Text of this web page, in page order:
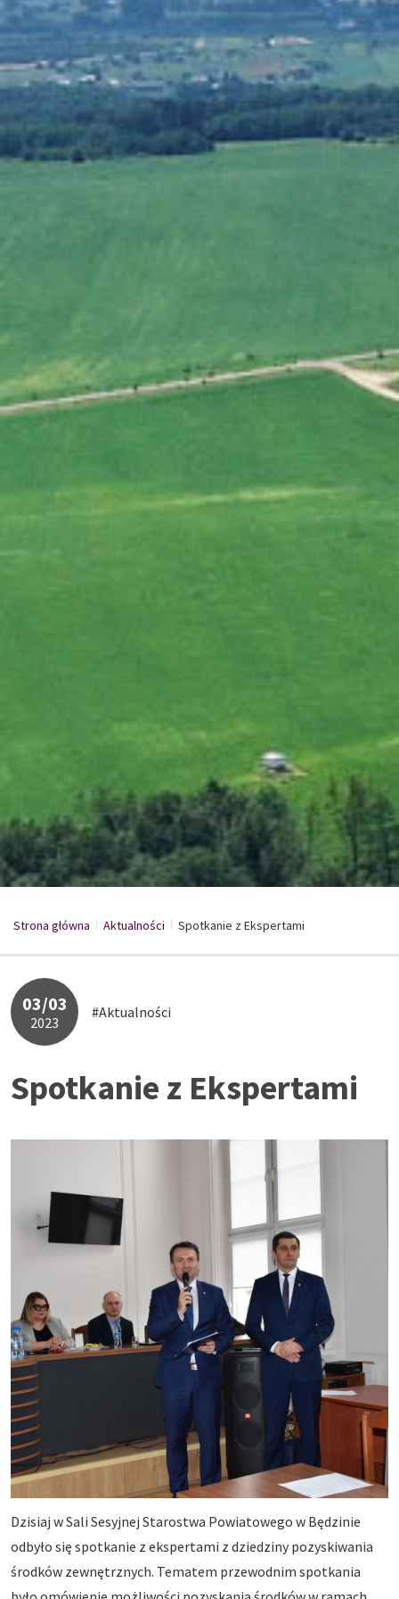
Strona główna /
Aktualności /
Spotkanie z Ekspertami
03/03
2023
#Aktualności
Spotkanie z Ekspertami
Dzisiaj w Sali Sesyjnej Starostwa Powiatowego w Będzinie
odbyło się spotkanie z ekspertami z dziedziny pozyskiwania
środków zewnętrznych. Tematem przewodnim spotkania